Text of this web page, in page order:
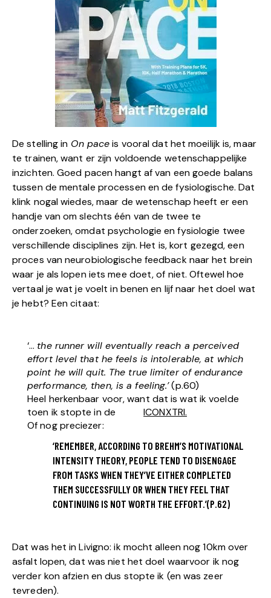
De stelling in On paceis vooral dat het moeilijk is, maar
te trainen, want er zijn voldoende wetenschappelijke
inzichten. Goed pacen hangt af van een goede balans
tussen de mentale processen en de fysiologische. Dat
klink nogal wiedes, maar de wetenschap heeft er een
handje van om slechts één van de twee te
onderzoeken, omdat psychologie en fysiologie twee
verschillende disciplines zijn. Het is, kort gezegd, een
proces van neurobiologische feedback naar het brein
waar je als lopen iets mee doet, of niet. Oftewel hoe
vertaal je wat je voelt in benen en lijf naar het doel wat
je hebt? Een citaat:
‘… the runner will eventually reach a perceived
effort level that he feels is intolerable, at which
point he will quit. The true limiter of endurance
performance, then, is a feeling.’(p.60)
Heel herkenbaar voor, want dat is wat ik voelde
toen ik stopte in de
ICONXTRI.
Of nog preciezer:
‘REMEMBER, ACCORDING TO BREHM’S MOTIVATIONAL
INTENSITY THEORY, PEOPLE TEND TO DISENGAGE
FROM TASKS WHEN THEY’VE EITHER COMPLETED
THEM SUCCESSFULLY OR WHEN THEY FEEL THAT
CONTINUING IS NOT WORTH THE EFFORT.’(P.62)
Dat was het in Livigno: ik mocht alleen nog 10km over
asfalt lopen, dat was niet het doel waarvoor ik nog
verder kon afzien en dus stopte ik (en was zeer
tevreden).